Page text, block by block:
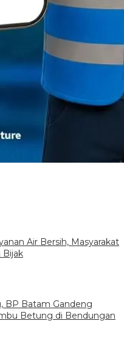
Air Bersih, Masyarakat
Bijak
BP Batam Gandeng
Betung di Bendungan